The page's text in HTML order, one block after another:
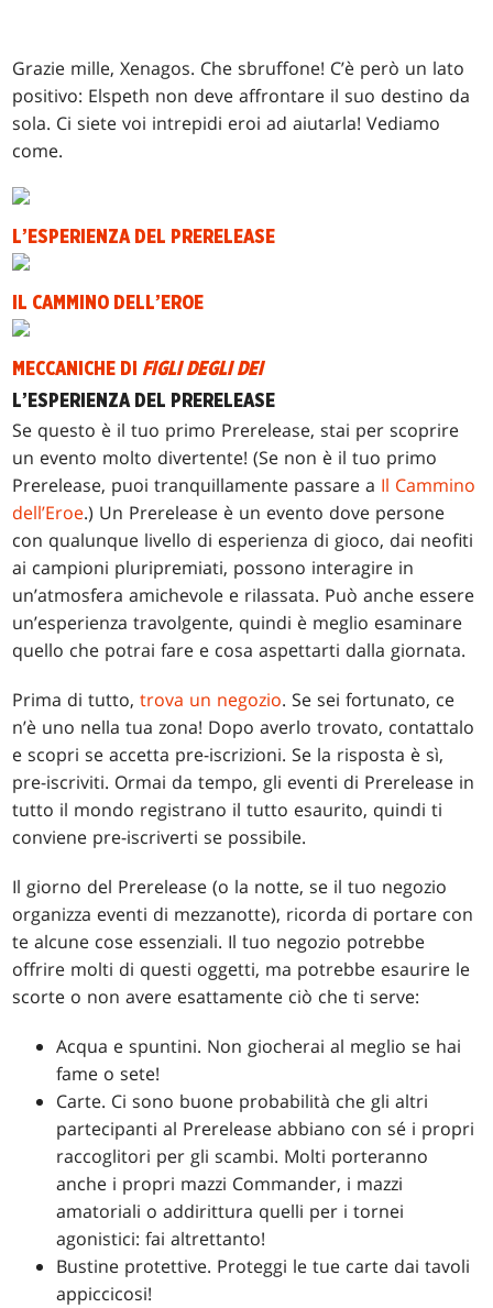
Grazie mille, Xenagos. Che sbruffone! C’è però un lato
positivo: Elspeth non deve affrontare il suo destino da
sola. Ci siete voi intrepidi eroi ad aiutarla! Vediamo
come.
L’ESPERIENZA DEL PRERELEASE
IL CAMMINO DELL’EROE
MECCANICHE DIFIGLI DEGLI DEI
L’ESPERIENZA DEL PRERELEASE
Se questo è il tuo primo Prerelease, stai per scoprire
un evento molto divertente! (Se non è il tuo primo
Prerelease, puoi tranquillamente passare a Il Cammino
dell’Eroe.) Un Prerelease è un evento dove persone
con qualunque livello di esperienza di gioco, dai neofiti
ai campioni pluripremiati, possono interagire in
un’atmosfera amichevole e rilassata. Può anche essere
un’esperienza travolgente, quindi è meglio esaminare
quello che potrai fare e cosa aspettarti dalla giornata.
Prima di tutto,trova un negozio. Se sei fortunato, ce
n’è uno nella tua zona! Dopo averlo trovato, contattalo
e scopri se accetta pre-iscrizioni. Se la risposta è sì,
pre-iscriviti. Ormai da tempo, gli eventi di Prerelease in
tutto il mondo registrano il tutto esaurito, quindi ti
conviene pre-iscriverti se possibile.
Il giorno del Prerelease (o la notte, se il tuo negozio
organizza eventi di mezzanotte), ricorda di portare con
te alcune cose essenziali. Il tuo negozio potrebbe
offrire molti di questi oggetti, ma potrebbe esaurire le
scorte o non avere esattamente ciò che ti serve:
Acqua e spuntini. Non giocherai al meglio se hai
fame o sete!
Carte. Ci sono buone probabilità che gli altri
partecipanti al Prerelease abbiano con sé i propri
raccoglitori per gli scambi. Molti porteranno
anche i propri mazzi Commander, i mazzi
amatoriali o addirittura quelli per i tornei
agonistici: fai altrettanto!
Bustine protettive. Proteggi le tue carte dai tavoli
appiccicosi!